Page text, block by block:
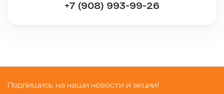
+7 (908) 993-99-26
Подпишись на наши новости и акции!